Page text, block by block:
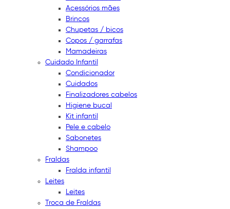
Acessórios mães
Brincos
Chupetas / bicos
Copos / garrafas
Mamadeiras
Cuidado Infantil
Condicionador
Cuidados
Finalizadores cabelos
Higiene bucal
Kit infantil
Pele e cabelo
Sabonetes
Shampoo
Fraldas
Fralda infantil
Leites
Leites
Troca de Fraldas